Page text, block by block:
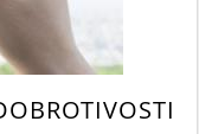
pôst